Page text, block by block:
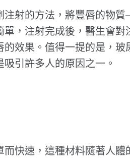
注射的方法，將豐唇的物
，注射完成後，醫生會對
效果。值得一提的是，
引許多人的原因之一。
快速，這種材料隨著人